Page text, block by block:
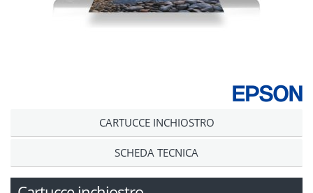
CARTUCCE INCHIOSTRO
SCHEDA TECNICA